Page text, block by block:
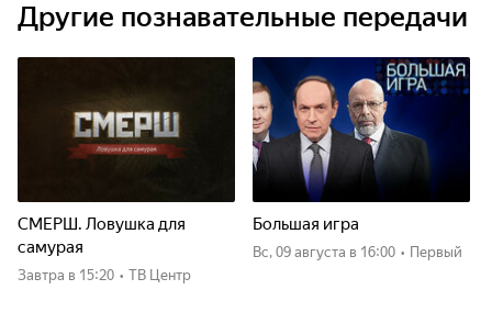
Другие познавательные передачи
СМЕРШ. Ловушка для
самурая
Завтра в 15:20 • ТВ Центр
Большая игра
вс, 09 августа в 16:00 • Первый